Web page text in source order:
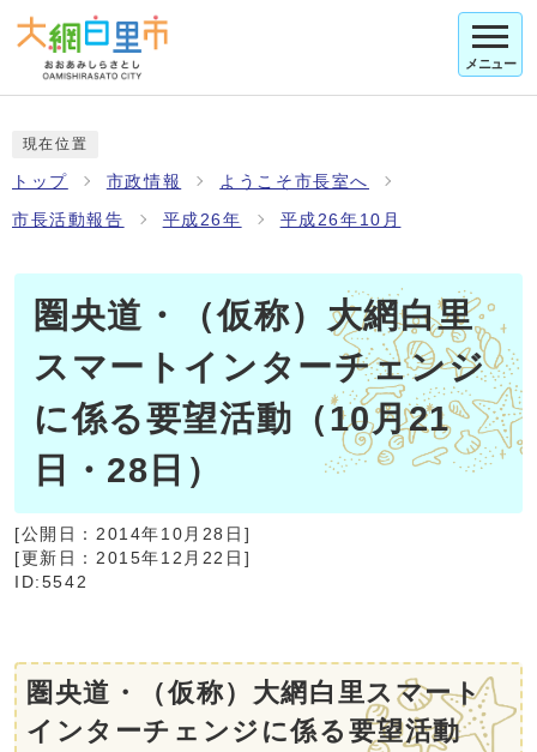
メニュー
現在位置
トップ 市政情報 ようこそ市長室へ
市長活動報告 平成26年 平成26年10月
圏央道・（仮称）大網白里
スマートインターチェンジ
に係る要望活動（10月21
日・28日）
[公開日： 2014年10月28日 ]
[更新日： 2015年12月22日 ]
ID:5542
圏央道・（仮称）大網白里スマート
インターチェンジに係る要望活動